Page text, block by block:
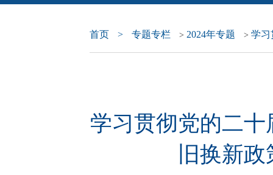
首页 > 专题专栏 > 2024年专题 > 学习
学习贯彻党的二
旧换新